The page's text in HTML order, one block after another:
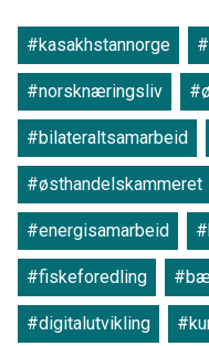
#kasakhstannorge
#norsknæringsliv
#bilateraltsamarbeid
#østhandelskammeret
#energisamarbeid
#fiskeforedling
#digitalutvikling